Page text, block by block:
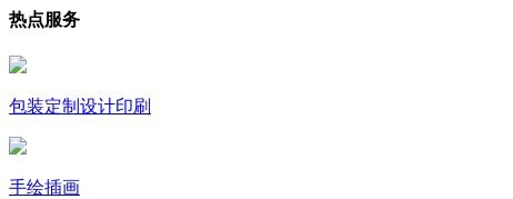
热点服务
包装定制设计印刷
手绘插画